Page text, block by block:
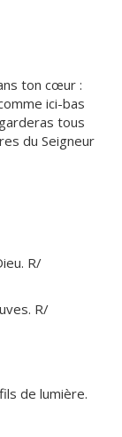
ton cœur :
ici-bas
tous
du Seigneur
R/
R/
de lumière.